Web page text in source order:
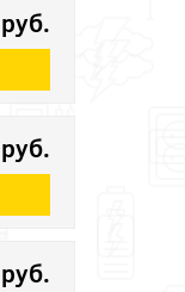
руб.
руб.
руб.